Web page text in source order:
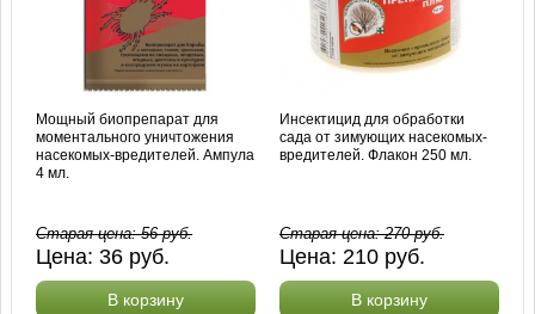
Мощный биопрепарат для
моментального уничтожения
насекомых-вредителей. Ампула
4 мл.
Старая цена:56руб.
Цена:36 руб.
В корзину
Инсектицид для обработки
сада от зимующих насекомых-
вредителей. Флакон 250 мл.
Старая цена:270руб.
Цена: 210 руб.
В корзину